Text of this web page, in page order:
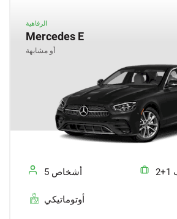
الرفاهية
Mercedes E
أو مشابهة
5 أشخاص
أوتوماتيكي